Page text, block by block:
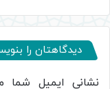
دیدگاهتان را
نشانی ایمیل شما